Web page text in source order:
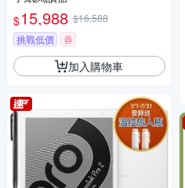
$15,988 $16,588
挑戰低價
券
加入購物車